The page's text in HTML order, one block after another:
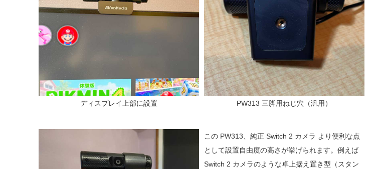
ディスプレイ上部に設置 PW313 三脚用ねじ穴（汎用）
この PW313、純正 Switch 2 カメラ より便利な点
として設置自由度の高さが挙げられます。例えば
Switch 2 カメラのような卓上据え置き型（スタン